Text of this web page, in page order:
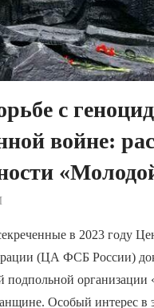
с
войне:
в 2023 году
(ЦА ФСБ России)
подпольной организации
Особый интерес в